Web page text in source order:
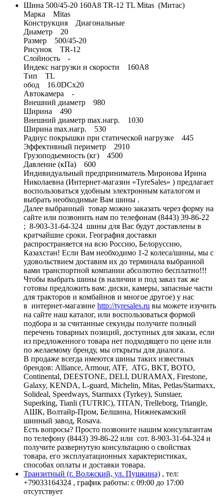
Шина 500/45-20 160A8 TR-12 TL Mitas (Митас)
Марка Mitas
Конструкция Диагональные
Диаметр 20
Размер 500/45-20
Рисунок TR-12
Слойность -
Индекс нагрузки и скорости 160A8
Тип TL
обод 16.0DCx20
Автокамера -
Внешний диаметр 980
Ширина 490
Внешний диаметр max.нагр. 1030
Ширина max.нагр. 530
Радиус покрышки при статической нагрузке 445
Эффективный периметр 2910
Грузоподьемность (кг) 4500
Давление (кПа) 600
Индивидуальный предприниматель Миронова Ирина
Николаевна (Интернет-магазин «TyreSales» ) предлагает
воспользоваться удобным электронным каталогом и
выбрать необходимые Вам шины .
Далее выбранный товар можно заказать через форму на
сайте или позвонить нам по телефонам (8443) 39-86-22
; 8-903-31-64-324 шины для Вас будут доставлены в
кратчайшие сроки. География доставки
распространяется на всю Россию, Белоруссию,
Казахстан! Если Вам необходимо 1-2 колеса/шины, мы с
удовольствием доставим их до терминала выбранной
вами транспортной компании абсолютно бесплатно!!!
Чтобы выбрать шины (в наличии и под заказ так же
готовы предложить вам: диски, камеры, запасные части
для тракторов и комбайнов и многое другое) у нас
в интернет-магазине http://tyresales.ru вы можете изучить
на сайте наш каталог, или воспользоваться формой
подбора и за считанные секунды получите полный
перечень товарных позиций, доступных для заказа, если
из предложенного товара нет подходящего по цене или
по желаемому бренду, мы открыты для диалога.
В продаже всегда имеются шины таких известных
брендов: Alliance, Armour, ATF, ATG, BKT, BOTO,
Continental, DEESTONE, DELI, DURAMAX, Firestone,
Galaxy, KENDA, L-guard, Michelin, Mitas, Petlas/Starmaxx,
Solideal, Speedways, Starmaxx (Tyrkey), Sunstaer,
Superking, Tianli (TUTRIC), TITAN, Trelleborg, Triangle,
АШК, Волтайр-Пром, Белшина, Нижнекамский
шинный завод, Rosava.
Есть вопросы? Просто позвоните нашим консультантам
по телефону (8443) 39-86-22 или сот. 8-903-31-64-324 и
получите развернутую консультацию о свойствах
товара, его эксплуатационных характеристиках,
способах оплаты и доставки товара.
Транзитный (г. Волжский, ул. Пушкина) , тел:
+79033164324 , график работы: с 09:00 до 17:00
отсутствует